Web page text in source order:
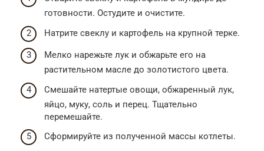
готовности. Остудите и очистите.
Натрите свеклу и картофель на крупной терке.
Мелко нарежьте лук и обжарьте его на
растительном масле до золотистого цвета.
Смешайте натертые овощи, обжаренный лук,
яйцо, муку, соль и перец. Тщательно
перемешайте.
Сформируйте из полученной массы котлеты.